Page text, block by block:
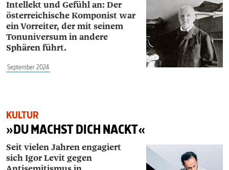
Intellekt und Gefühl an: Der
österreichische Komponist war
ein Vorreiter, der mit seinem
Tonuniversum in andere
Sphären führt.
September 2024
KULTUR
»DU MACHST DICH NACKT«
Seit vielen Jahren engagiert
sich Igor Levit gegen